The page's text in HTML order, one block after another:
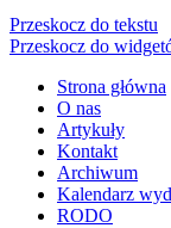
Przeskocz do tekstu
Przeskocz do
Strona główna
O nas
Artykuły
Kontakt
Archiwum
Kalendarz
RODO